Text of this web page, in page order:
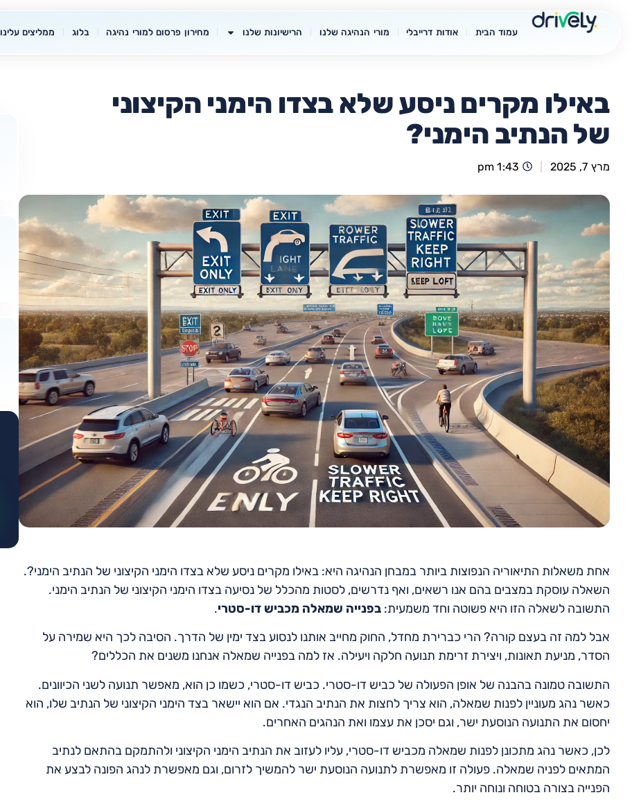
עמוד הבית אודות דרייבלי מורי הנהיגה שלנו הרישיונות שלנו מחירון פרסום למורי נהיגה בלוג ממליצים עלינו
באילו מקרים ניסע שלא בצדו הימני הקיצוני
של הנתיב הימני?
מרץ 7, 2025 1:43 pm
אחת משאלות התיאוריה הנפוצות ביותר במבחן הנהיגה היא: באילו מקרים ניסע שלא בצדו הימני הקיצוני של הנתיב הימני?.
השאלה עוסקת במצבים בהם אנו רשאים, ואף נדרשים, לסטות מהכלל של נסיעה בצדו הימני הקיצוני של הנתיב הימני.
התשובה לשאלה הזו היא פשוטה וחד משמעית: בפנייה שמאלה מכביש דו-סטרי.
אבל למה זה בעצם קורה? הרי כברירת מחדל, החוק מחייב אותנו לנסוע בצד ימין של הדרך. הסיבה לכך היא שמירה על
הסדר, מניעת תאונות, ויצירת זרימת תנועה חלקה ויעילה. אז למה בפנייה שמאלה אנחנו משנים את הכללים?
התשובה טמונה בהבנה של אופן הפעולה של כביש דו-סטרי. כביש דו-סטרי, כשמו כן הוא, מאפשר תנועה לשני הכיוונים.
כאשר נהג מעוניין לפנות שמאלה, הוא צריך לחצות את הנתיב הנגדי. אם הוא יישאר בצד הימני הקיצוני של הנתיב שלו, הוא
יחסום את התנועה הנוסעת ישר, וגם יסכן את עצמו ואת הנהגים האחרים.
לכן, כאשר נהג מתכונן לפנות שמאלה מכביש דו-סטרי, עליו לעזוב את הנתיב הימני הקיצוני ולהתמקם בהתאם לנתיב
המתאים לפניה שמאלה. פעולה זו מאפשרת לתנועה הנוסעת ישר להמשיך לזרום, וגם מאפשרת לנהג הפונה לבצע את
הפנייה בצורה בטוחה ונוחה יותר.